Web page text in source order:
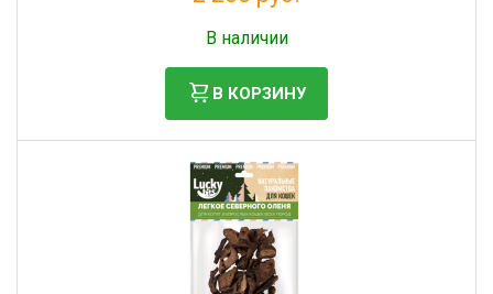
В наличии
В КОРЗИНУ